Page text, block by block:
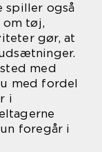
spiller også
om tøj,
gør, at
med
med fordel
i
foregår i